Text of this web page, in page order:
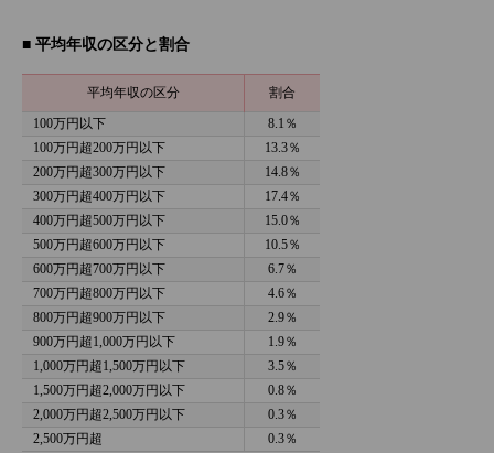
■ 平均年収の区分と割合
平均年収の区分
割合
100万円以下
8.1％
100万円超200万円以下
13.3％
200万円超300万円以下
14.8％
300万円超400万円以下
17.4％
400万円超500万円以下
15.0％
500万円超600万円以下
10.5％
600万円超700万円以下
6.7％
700万円超800万円以下
4.6％
800万円超900万円以下
2.9％
900万円超1,000万円以下
1.9％
1,000万円超1,500万円以下
3.5％
1,500万円超2,000万円以下
0.8％
2,000万円超2,500万円以下
0.3％
2,500万円超
0.3％